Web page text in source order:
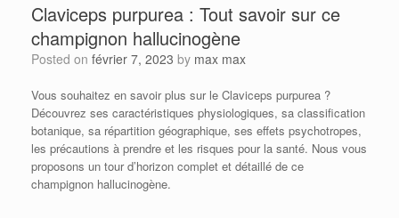
Claviceps purpurea : Tout savoir sur ce
champignon hallucinogène
Posted on février 7, 2023 by max max
Vous souhaitez en savoir plus sur le Claviceps purpurea ?
Découvrez ses caractéristiques physiologiques, sa classification
botanique, sa répartition géographique, ses effets psychotropes,
les précautions à prendre et les risques pour la santé. Nous vous
proposons un tour d’horizon complet et détaillé de ce
champignon hallucinogène.